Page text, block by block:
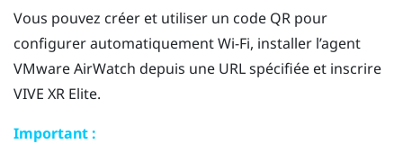
Vous pouvez créer et utiliser un code QR pour
configurer automatiquementWi-Fi, installer l’agent
VMware AirWatch depuis une URL spécifiée et inscrire
VIVE XR Elite.
Important :